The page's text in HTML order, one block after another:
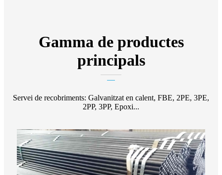
Gamma de productes
principals
Servei de recobriments: Galvanitzat en calent, FBE, 2PE, 3PE,
2PP, 3PP, Epoxi...